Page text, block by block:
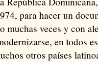
para hacer un
muchas veces y con
en todos
otros países